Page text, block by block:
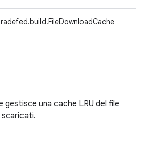
gestisce una cache LRU del file